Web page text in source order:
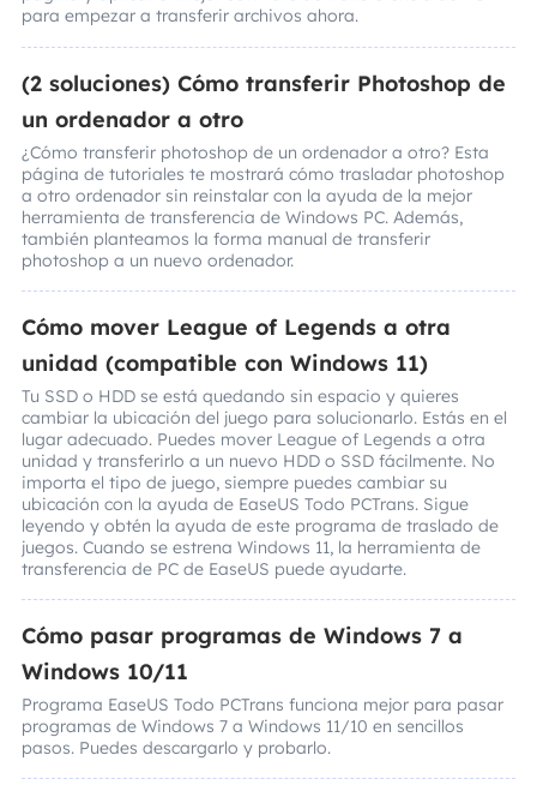
para empezar a transferir archivos ahora.
(2 soluciones) Cómo transferir Photoshop de
un ordenador a otro
¿Cómo transferir photoshop de un ordenador a otro? Esta
página de tutoriales te mostrará cómo trasladar photoshop
a otro ordenador sin reinstalar con la ayuda de la mejor
herramienta de transferencia de Windows PC. Además,
también planteamos la forma manual de transferir
photoshop a un nuevo ordenador.
Cómo mover League of Legends a otra
unidad (compatible con Windows 11)
Tu SSD o HDD se está quedando sin espacio y quieres
cambiar la ubicación del juego para solucionarlo. Estás en el
lugar adecuado. Puedes mover League of Legends a otra
unidad y transferirlo a un nuevo HDD o SSD fácilmente. No
importa el tipo de juego, siempre puedes cambiar su
ubicación con la ayuda de EaseUS Todo PCTrans. Sigue
leyendo y obtén la ayuda de este programa de traslado de
juegos. Cuando se estrena Windows 11, la herramienta de
transferencia de PC de EaseUS puede ayudarte.
Cómo pasar programas de Windows 7 a
Windows 10/11
Programa EaseUS Todo PCTrans funciona mejor para pasar
programas de Windows 7 a Windows 11/10 en sencillos
pasos. Puedes descargarlo y probarlo.